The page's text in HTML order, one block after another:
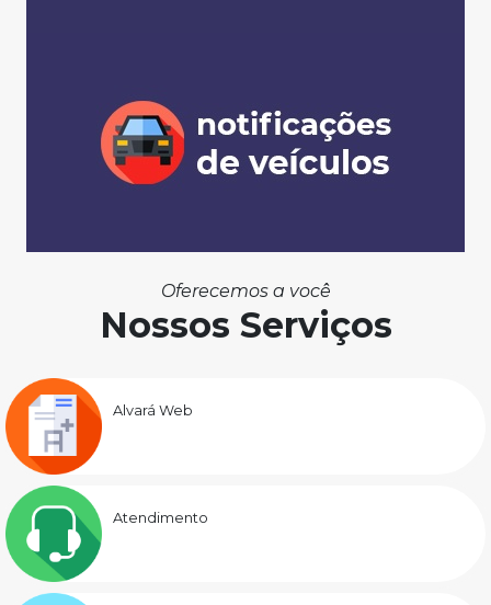
Oferecemos a você
Nossos Serviços
Alvará Web
Atendimento